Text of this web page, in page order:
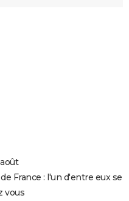
France : l'un d'entre eux se
vous